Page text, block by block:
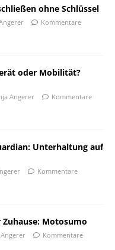
ohne Schlüssel
Kommentare
oder Mobilität?
Angerer
Kommentare
Unterhaltung auf
Kommentare
Motosumo
Kommentare